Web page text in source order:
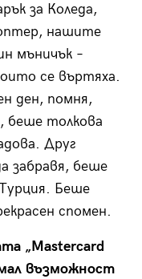
за Коледа,
нашите
мъничък –
се въртяха.
ден, помня,
беше толкова
Друг
забравя, беше
Беше
спомен.
„Mastercard
възможност